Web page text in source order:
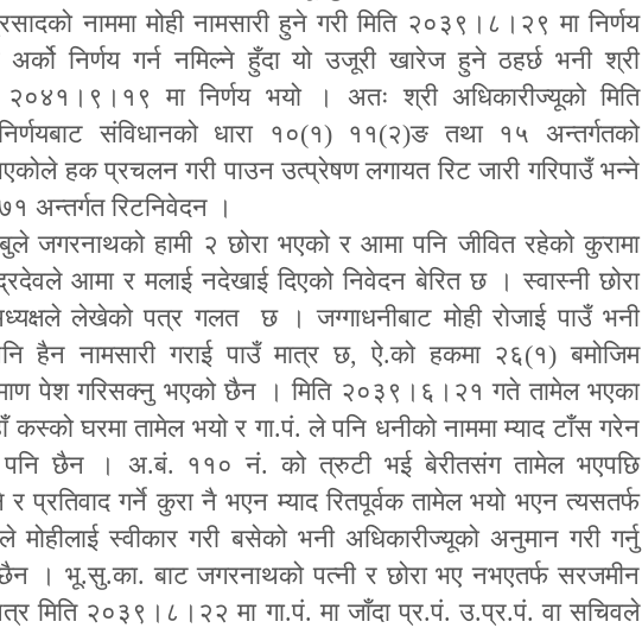
नाममा मोही नामसारी हुने गरी मिति २०३९।८।२९ मा निर्णय
निर्णय गर्न नमिल्ने हुँदा यो उजूरी खारेज हुने ठहर्छ भनी श्री
२०४१।९।१९ मा निर्णय भयो । अतः श्री अधिकारीज्यूको मिति
संविधानको धारा १०(१) ११(२)ङ तथा १५ अन्तर्गतको
हक प्रचलन गरी पाउन उत्प्रेषण लगायत रिट जारी गरिपाउँ भन्ने
अन्तर्गत रिटनिवेदन ।
जगरनाथको हामी २ छोरा भएको र आमा पनि जीवित रहेको कुरामा
आमा र मलाई नदेखाई दिएको निवेदन बेरित छ । स्वास्नी छोरा
लेखेको पत्र गलत छ । जग्गाधनीबाट मोही रोजाई पाउँ भनी
हैन नामसारी गराई पाउँ मात्र छ,ऐ.को हकमा २६(१) बमोजिम
पेश गरिसक्नु भएको छैन । मिति २०३९।६।२१ गते तामेल भएका
कस्को घरमा तामेल भयो र गा.पं. ले पनि धनीको नाममा म्याद टाँस गरेन
पनि छैन । अ.बं. ११० नं. को त्रुटी भई बेरीतसंग तामेल भएपछि
र प्रतिवाद गर्ने कुरा नै भएन म्याद रितपूर्वक तामेल भयो भएन त्यसतर्फ
मोहीलाई स्वीकार गरी बसेको भनी अधिकारीज्यूको अनुमान गरी गर्नु
। भू.सु.का. बाट जगरनाथको पत्नी र छोरा भए नभएतर्फ सरजमीन
मिति २०३९।८।२२ मा गा.पं. मा जाँदा प्र.पं. उ.प्र.पं. वा सचिवले